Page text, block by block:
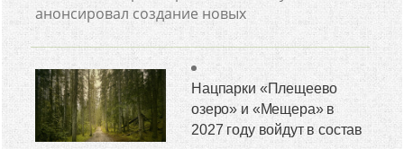
анонсировал создание новых
Нацпарки «Плещеево
озеро» и «Мещера» в
2027 году войдут в состав